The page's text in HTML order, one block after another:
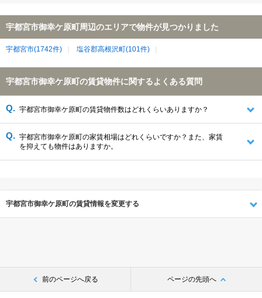
宇都宮市御幸ケ原町周辺のエリアで物件が見つかりました
宇都宮市(1742件) 塩谷郡高根沢町(101件)
宇都宮市御幸ケ原町の賃貸物件に関するよくある質問
宇都宮市御幸ケ原町の賃貸物件数はどれくらいありますか？
宇都宮市御幸ケ原町の家賃相場はどれくらいですか？また、家賃
を抑えても物件はありますか。
宇都宮市御幸ケ原町の賃貸情報を変更する
前のページへ戻る ページの先頭へ